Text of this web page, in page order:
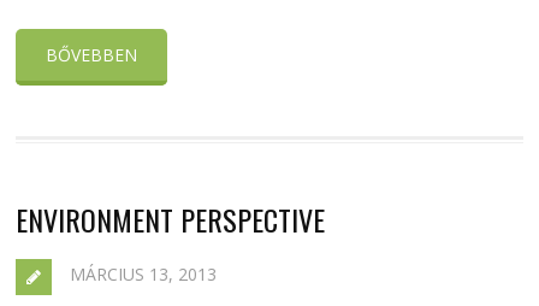
BŐVEBBEN
ENVIRONMENT PERSPECTIVE
MÁRCIUS 13, 2013